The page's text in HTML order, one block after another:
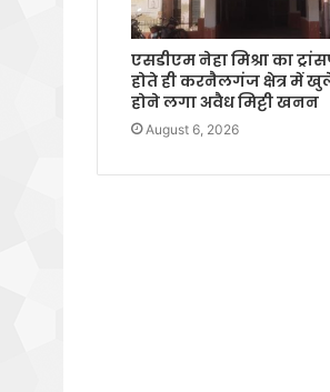
एसडीएम नेहा मिश्रा का
होते ही करनैलगंज क्षेत्र में
होने लगा अवैध मिट्टी खनन
August 6, 2026